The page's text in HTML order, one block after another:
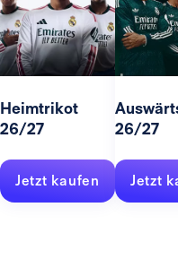
Heimtrikot
26/27
Jetzt kaufen
26/27
Jetzt